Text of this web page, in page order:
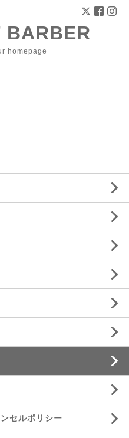
BARBER
homepage
セルポリシー